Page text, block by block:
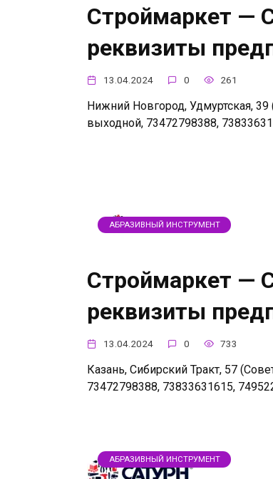
Строймаркет —
реквизиты
13.04.2024 0 261
Нижний Новгород, Удмуртская,
выходной, 73472798388,
АБРАЗИВНЫЙ ИНСТРУМЕНТ
Строймаркет —
реквизиты
13.04.2024 0 733
Казань, Сибирский Тракт, 57
73472798388, 73833631615,
АБРАЗИВНЫЙ ИНСТРУМЕНТ